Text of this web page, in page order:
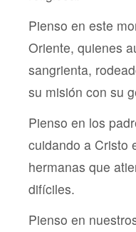
Pienso en este
Oriente, quienes
sangrienta,
su misión con su
Pienso en los
cuidando a Cristo
hermanas que
difíciles.
Pienso en